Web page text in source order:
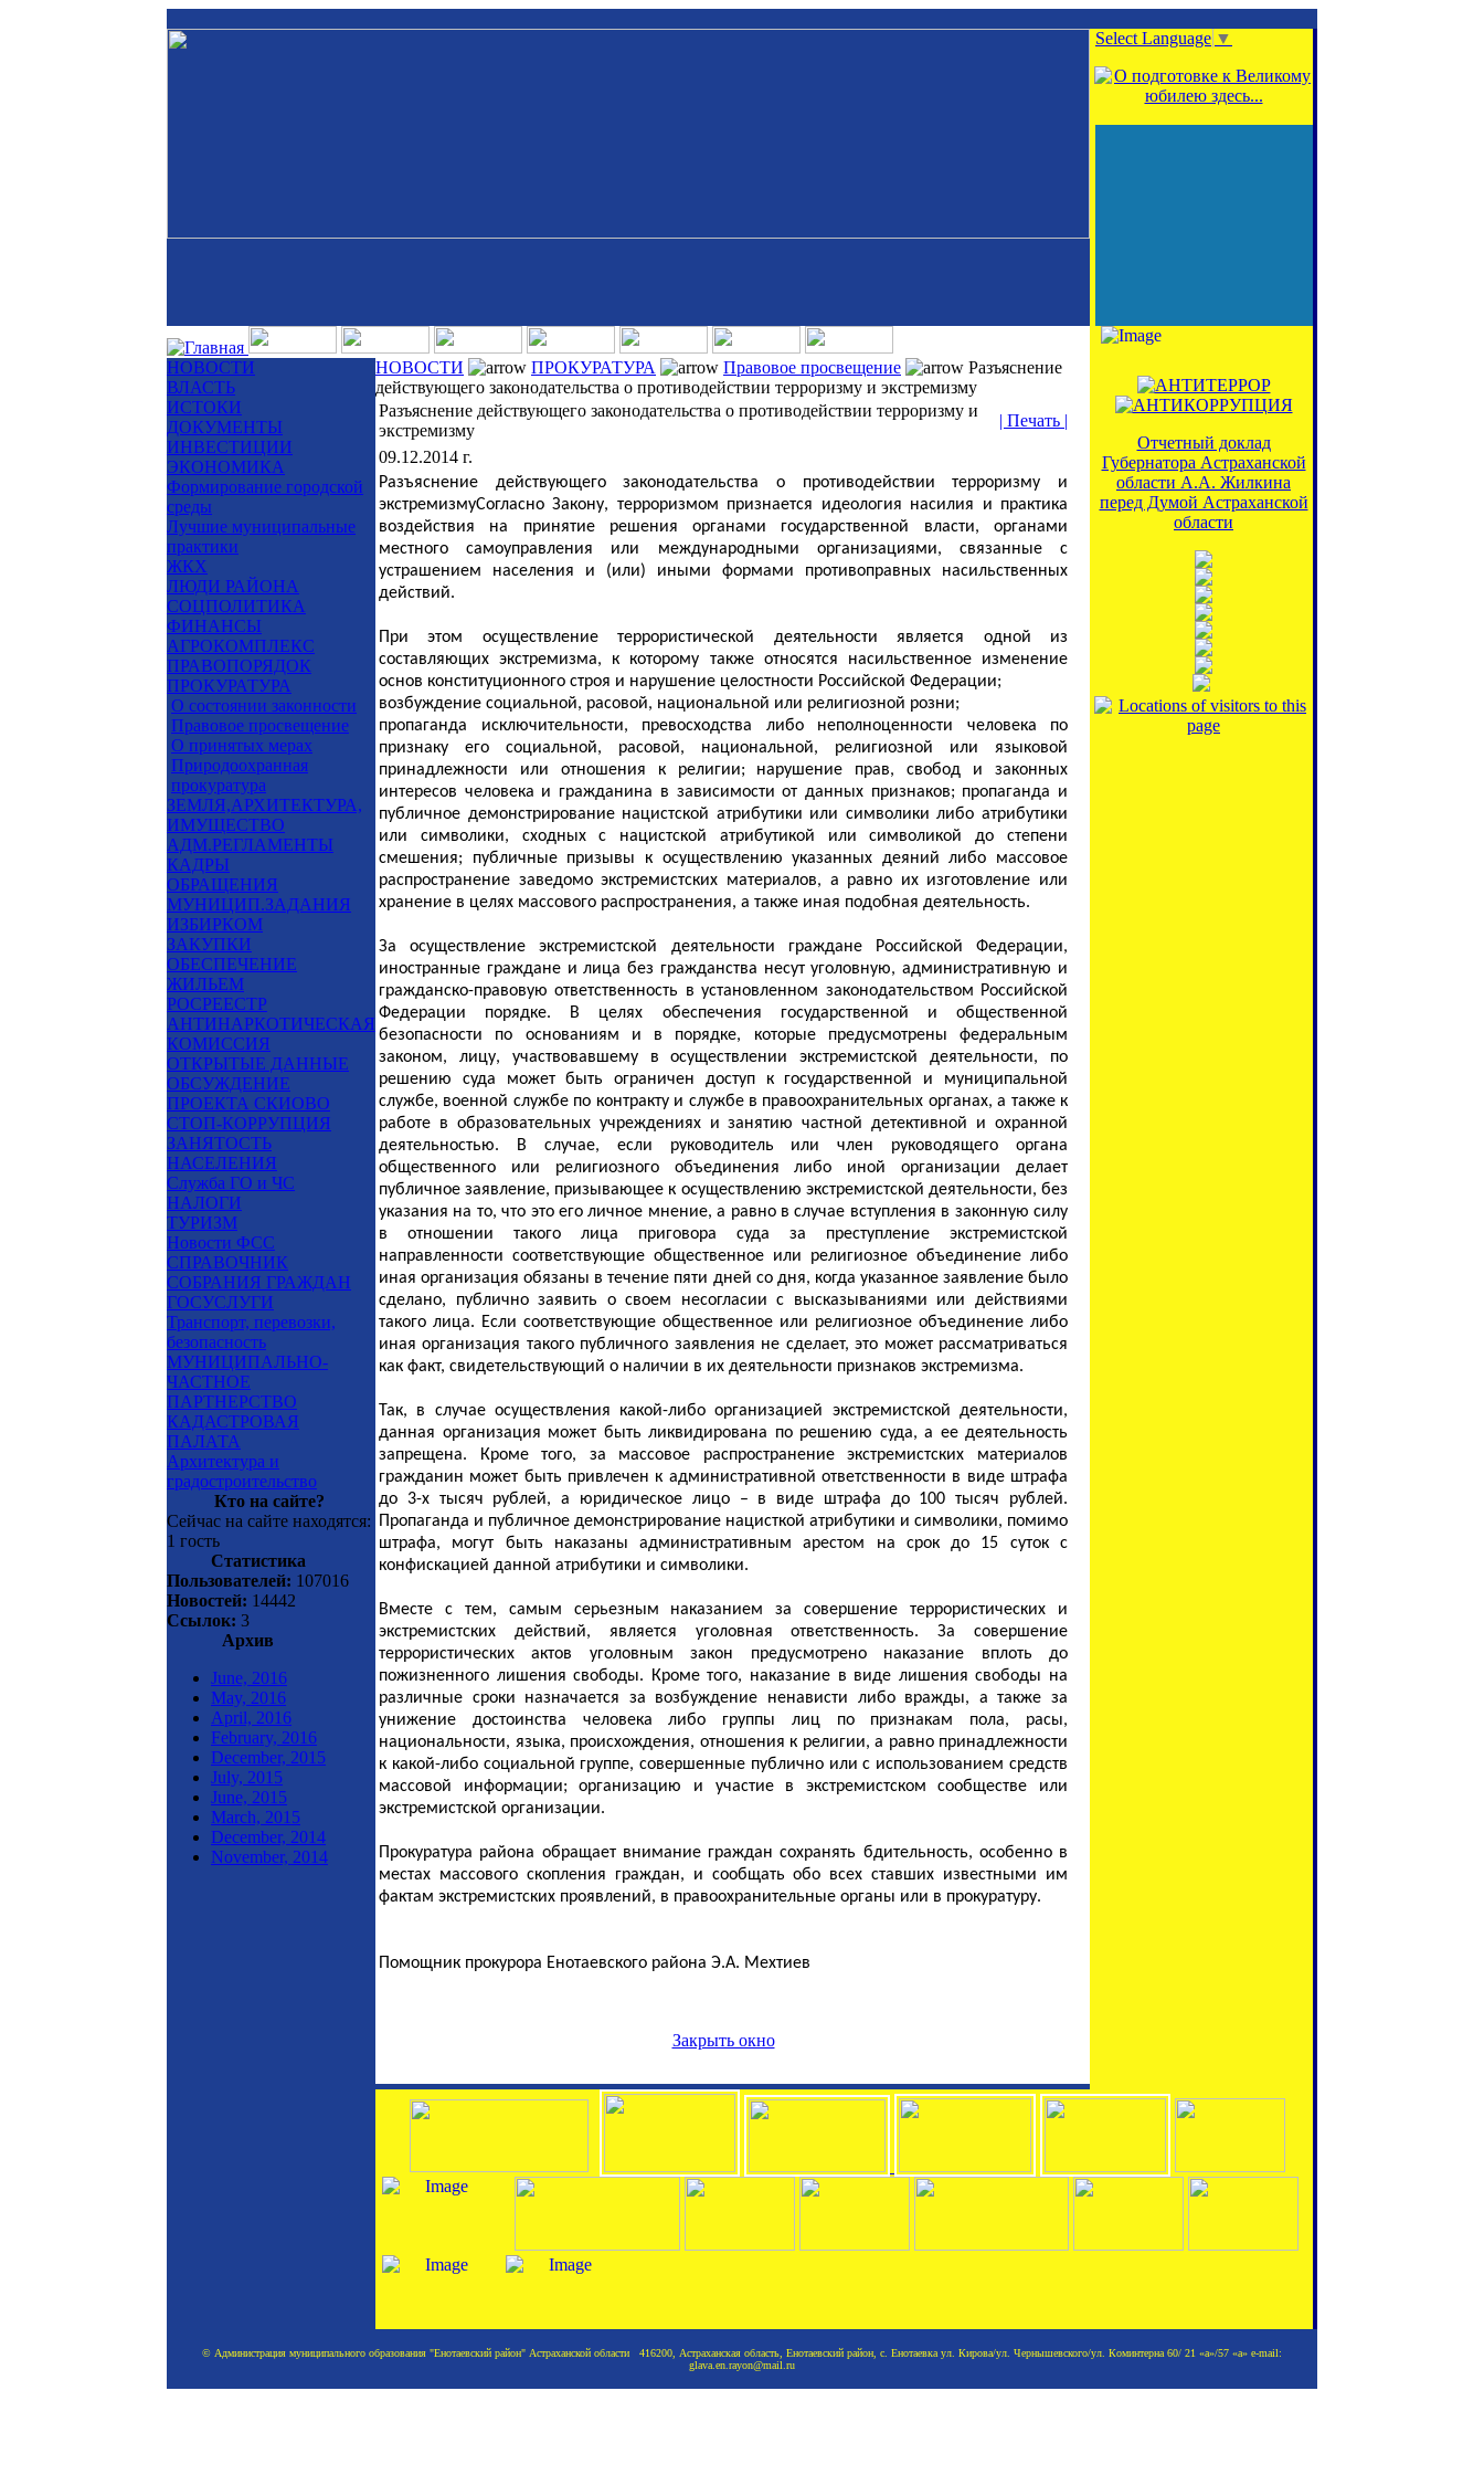
Select Language ▼
НОВОСТИ
ВЛАСТЬ
ИСТОКИ
ДОКУМЕНТЫ
ИНВЕСТИЦИИ
ЭКОНОМИКА
Формирование городской
среды
Лучшие муниципальные
практики
ЖКХ
ЛЮДИ РАЙОНА
СОЦПОЛИТИКА
ФИНАНСЫ
АГРОКОМПЛЕКС
ПРАВОПОРЯДОК
ПРОКУРАТУРА
О состоянии законности
Правовое просвещение
О принятых мерах
Природоохранная
прокуратура
ЗЕМЛЯ,АРХИТЕКТУРА,
ИМУЩЕСТВО
АДМ.РЕГЛАМЕНТЫ
КАДРЫ
ОБРАЩЕНИЯ
МУНИЦИП.ЗАДАНИЯ
ИЗБИРКОМ
ЗАКУПКИ
ОБЕСПЕЧЕНИЕ
ЖИЛЬЕМ
РОСРЕЕСТР
АНТИНАРКОТИЧЕСКАЯ
КОМИССИЯ
ОТКРЫТЫЕ ДАННЫЕ
ОБСУЖДЕНИЕ
ПРОЕКТА СКИОВО
СТОП-КОРРУПЦИЯ
ЗАНЯТОСТЬ
НАСЕЛЕНИЯ
Служба ГО и ЧС
НАЛОГИ
ТУРИЗМ
Новости ФСС
СПРАВОЧНИК
СОБРАНИЯ ГРАЖДАН
ГОСУСЛУГИ
Транспорт, перевозки,
безопасность
МУНИЦИПАЛЬНО-
ЧАСТНОЕ
ПАРТНЕРСТВО
КАДАСТРОВАЯ
ПАЛАТА
Архитектура и
градостроительство
Кто на сайте?
Сейчас на сайте находятся:
1 гость
Статистика
Пользователей: 107016
Новостей: 14442
Ссылок: 3
Архив
June, 2016
May, 2016
April, 2016
February, 2016
December, 2015
July, 2015
June, 2015
March, 2015
December, 2014
November, 2014
НОВОСТИ ПРОКУРАТУРА Правовое просвещение
Разъяснение
действующего законодательства о противодействии терроризму и экстремизму
Разъяснение действующего законодательства о противодействии терроризму и
экстремизму
| Печать |
09.12.2014 г.
Разъяснение действующего законодательства о противодействии терроризму и
экстремизмуСогласно Закону, терроризмом признается идеология насилия и практика
воздействия на принятие решения органами государственной власти, органами
местного самоуправления или международными организациями, связанные с
устрашением населения и (или) иными формами противоправных насильственных
действий.
При этом осуществление террористической деятельности является одной из
составляющих экстремизма, к которому также относятся насильственное изменение
основ конституционного строя и нарушение целостности Российской Федерации;
возбуждение социальной, расовой, национальной или религиозной розни;
пропаганда исключительности, превосходства либо неполноценности человека по
признаку его социальной, расовой, национальной, религиозной или языковой
принадлежности или отношения к религии; нарушение прав, свобод и законных
интересов человека и гражданина в зависимости от данных признаков; пропаганда и
публичное демонстрирование нацистской атрибутики или символики либо атрибутики
или символики, сходных с нацистской атрибутикой или символикой до степени
смешения; публичные призывы к осуществлению указанных деяний либо массовое
распространение заведомо экстремистских материалов, а равно их изготовление или
хранение в целях массового распространения, а также иная подобная деятельность.
За осуществление экстремистской деятельности граждане Российской Федерации,
иностранные граждане и лица без гражданства несут уголовную, административную и
гражданско-правовую ответственность в установленном законодательством Российской
Федерации порядке. В целях обеспечения государственной и общественной
безопасности по основаниям и в порядке, которые предусмотрены федеральным
законом, лицу, участвовавшему в осуществлении экстремистской деятельности, по
решению суда может быть ограничен доступ к государственной и муниципальной
службе, военной службе по контракту и службе в правоохранительных органах, а также к
работе в образовательных учреждениях и занятию частной детективной и охранной
деятельностью. В случае, если руководитель или член руководящего органа
общественного или религиозного объединения либо иной организации делает
публичное заявление, призывающее к осуществлению экстремистской деятельности, без
указания на то, что это его личное мнение, а равно в случае вступления в законную силу
в отношении такого лица приговора суда за преступление экстремистской
направленности соответствующие общественное или религиозное объединение либо
иная организация обязаны в течение пяти дней со дня, когда указанное заявление было
сделано, публично заявить о своем несогласии с высказываниями или действиями
такого лица. Если соответствующие общественное или религиозное объединение либо
иная организация такого публичного заявления не сделает, это может рассматриваться
как факт, свидетельствующий о наличии в их деятельности признаков экстремизма.
Так, в случае осуществления какой-либо организацией экстремистской деятельности,
данная организация может быть ликвидирована по решению суда, а ее деятельность
запрещена. Кроме того, за массовое распространение экстремистских материалов
гражданин может быть привлечен к административной ответственности в виде штрафа
до 3-х тысяч рублей, а юридическое лицо – в виде штрафа до 100 тысяч рублей.
Пропаганда и публичное демонстрирование нацисткой атрибутики и символики, помимо
штрафа, могут быть наказаны административным арестом на срок до 15 суток с
конфискацией данной атрибутики и символики.
Вместе с тем, самым серьезным наказанием за совершение террористических и
экстремистских действий, является уголовная ответственность. За совершение
террористических актов уголовным закон предусмотрено наказание вплоть до
пожизненного лишения свободы. Кроме того, наказание в виде лишения свободы на
различные сроки назначается за возбуждение ненависти либо вражды, а также за
унижение достоинства человека либо группы лиц по признакам пола, расы,
национальности, языка, происхождения, отношения к религии, а равно принадлежности
к какой-либо социальной группе, совершенные публично или с использованием средств
массовой информации; организацию и участие в экстремистском сообществе или
экстремистской организации.
Прокуратура района обращает внимание граждан сохранять бдительность, особенно в
местах массового скопления граждан, и сообщать обо всех ставших известными им
фактам экстремистских проявлений, в правоохранительные органы или в прокуратуру.
Помощник прокурора Енотаевского района Э.А. Мехтиев
Закрыть окно
Отчетный доклад
Губернатора Астраханской
области А.А. Жилкина
перед Думой Астраханской
области
© Администрация муниципального образования "Енотаевский район" Астраханской области 416200, Астраханская область, Енотаевский район, с. Енотаевка ул. Кирова/ул. Чернышевского/ул. Коминтерна 60/ 21 «а»/57 «а» e-mail:
glava.en.rayon@mail.ru